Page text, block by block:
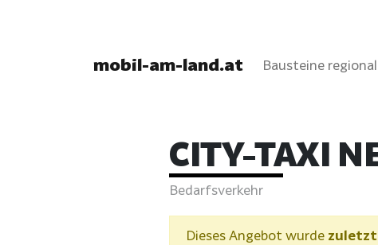
mobil-am-land.at Bausteine
CITY-TAXI
Bedarfsverkehr
Dieses Angebot wurde zuletzt